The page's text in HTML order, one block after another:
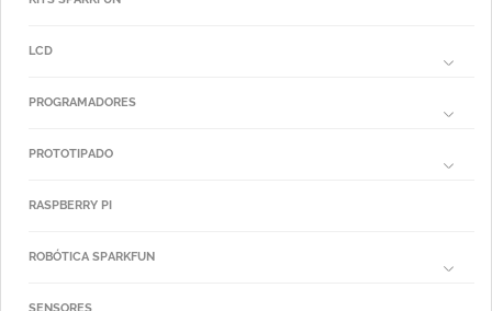
LCD
PROGRAMADORES
PROTOTIPADO
RASPBERRY PI
ROBÓTICA SPARKFUN